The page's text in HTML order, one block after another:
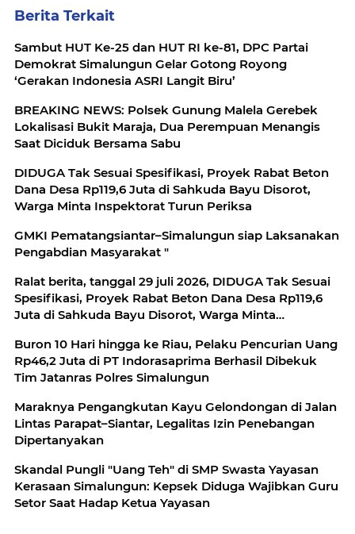
Berita Terkait
Sambut HUT Ke-25 dan HUT RI ke-81, DPC Partai
Demokrat Simalungun Gelar Gotong Royong
‘Gerakan Indonesia ASRI Langit Biru’
BREAKING NEWS: Polsek Gunung Malela Gerebek
Lokalisasi Bukit Maraja, Dua Perempuan Menangis
Saat Diciduk Bersama Sabu
DIDUGA Tak Sesuai Spesifikasi, Proyek Rabat Beton
Dana Desa Rp119,6 Juta di Sahkuda Bayu Disorot,
Warga Minta Inspektorat Turun Periksa
GMKI Pematangsiantar–Simalungun siap Laksanakan
Pengabdian Masyarakat "
Ralat berita, tanggal 29 juli 2026, DIDUGA Tak Sesuai
Spesifikasi, Proyek Rabat Beton Dana Desa Rp119,6
Juta di Sahkuda Bayu Disorot, Warga Minta
Buron 10 Hari hingga ke Riau, Pelaku Pencurian Uang
Rp46,2 Juta di PT Indorasaprima Berhasil Dibekuk
Tim Jatanras Polres Simalungun
Maraknya Pengangkutan Kayu Gelondongan di Jalan
Lintas Parapat–Siantar, Legalitas Izin Penebangan
Dipertanyakan
Skandal Pungli "Uang Teh" di SMP Swasta Yayasan
Kerasaan Simalungun: Kepsek Diduga Wajibkan Guru
Setor Saat Hadap Ketua Yayasan